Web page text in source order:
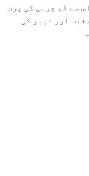
سے کم چربی کی پرت
اور نیبو کی